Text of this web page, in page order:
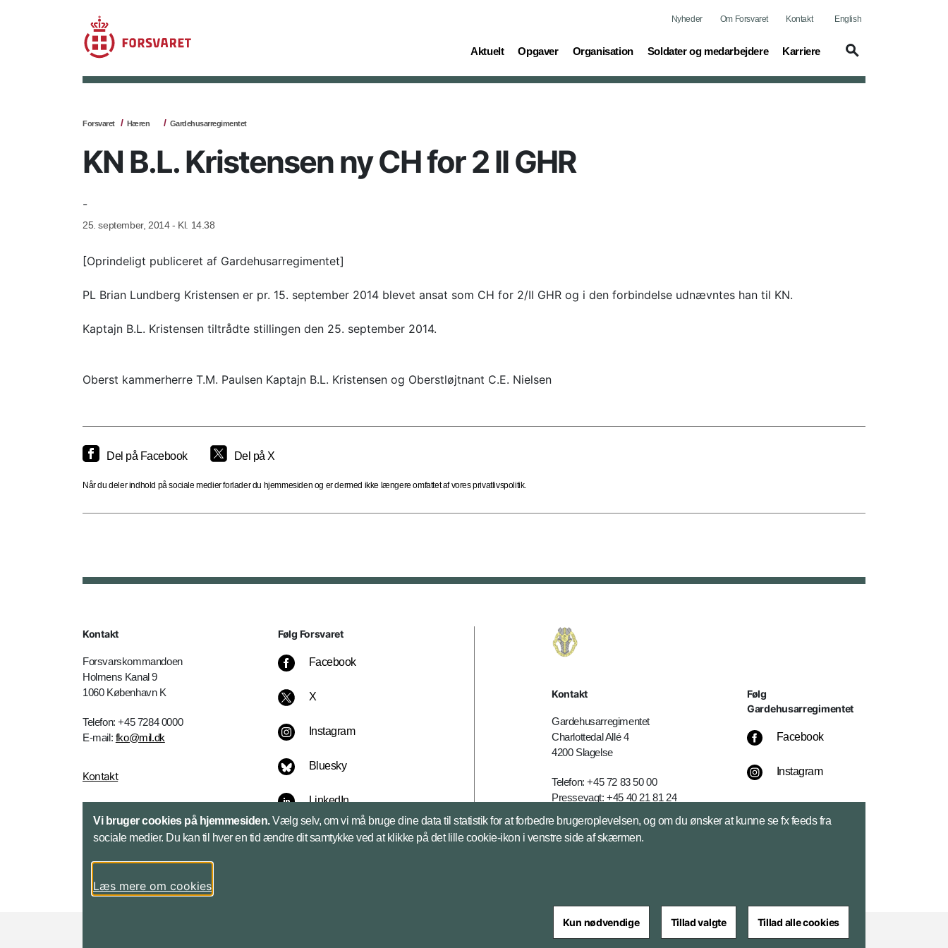
Nyheder Om Forsvaret Kontakt English
Aktuelt
(current) Opgaver
(current) Organisation
(current) Soldater og medarbejdere
(current) Karriere
(current)
Forsvaret Hæren Gardehusarregimentet
KN B.L. Kristensen ny CH for 2 II GHR
-
25. september, 2014 - Kl. 14.38
[Oprindeligt publiceret af Gardehusarregimentet]
PL Brian Lundberg Kristensen er pr. 15. september 2014 blevet ansat som CH for 2/II GHR og i den forbindelse udnævntes han til KN.
Kaptajn B.L. Kristensen tiltrådte stillingen den 25. september 2014.
Oberst kammerherre T.M. Paulsen Kaptajn B.L. Kristensen og Oberstløjtnant C.E. Nielsen
Del på Facebook Del på X
Når du deler indhold på sociale medier forlader du hjemmesiden og er dermed ikke længere omfattet af vores privatlivspolitik.
Kontakt
Forsvarskommandoen
Holmens Kanal 9
1060 København K
Telefon: +45 7284 0000
E-mail: fko@mil.dk
Kontakt
Følg Forsvaret
Facebook
X
Instagram
Bluesky
LinkedIn
Kontakt
Gardehusarregimentet
Charlottedal Allé 4
4200 Slagelse
Telefon: +45 72 83 50 00
Pressevagt: +45 40 21 81 24
Følg
Gardehusarregimentet
Facebook
Instagram
Vi bruger cookies på hjemmesiden.Vælg selv, om vi må bruge dine data til statistik for at forbedre brugeroplevelsen, og om du ønsker at kunne se fx feeds fra
sociale medier. Du kan til hver en tid ændre dit samtykke ved at klikke på det lille cookie-ikon i venstre side af skærmen.
Læs mere om cookies
Kun nødvendige Tillad valgte Tillad alle cookies